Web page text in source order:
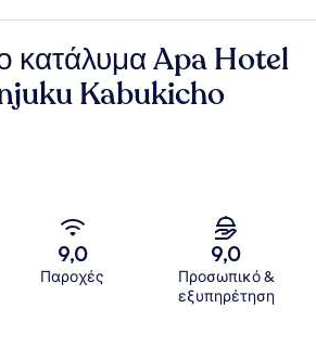
κατάλυμα Apa Hotel
Kabukicho
9,0
Παροχές
9,0
Προσωπικό &
εξυπηρέτηση